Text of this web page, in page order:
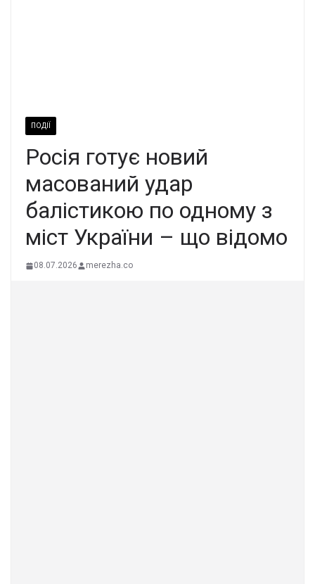
ПОДІЇ
Росія готує новий
масований удар
балістикою по одному з
міст України – що відомо
08.07.2026 merezha.co